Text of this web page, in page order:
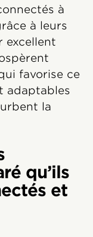
à
à leurs
excellent
favorise ce
adaptables
la
qu’ils
et